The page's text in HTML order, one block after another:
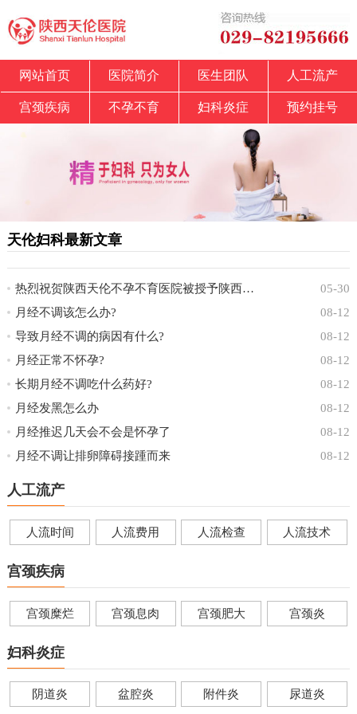
网站首页 医院简介 医生团队 人工流产
宫颈疾病 不孕不育 妇科炎症 预约挂号
天伦妇科最新文章
05-30
热烈祝贺陕西天伦不孕不育医院被授予陕西省中
08-12
月经不调该怎么办?
08-12
导致月经不调的病因有什么?
08-12
月经正常不怀孕?
08-12
长期月经不调吃什么药好?
08-12
月经发黑怎么办
08-12
月经推迟几天会不会是怀孕了
08-12
月经不调让排卵障碍接踵而来
人工流产
人流时间 人流费用 人流检查 人流技术
宫颈疾病
宫颈糜烂 宫颈息肉 宫颈肥大 宫颈炎
妇科炎症
阴道炎 盆腔炎 附件炎 尿道炎